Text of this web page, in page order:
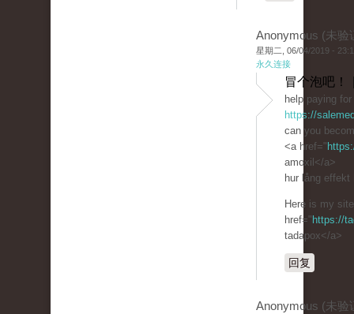
Anonymous (未验
星期二, 06/04/2019 -
永久连接
冒个泡吧！
help paying
https://
can you
<a href="
amoxil</a>
hur lång effekt
Here is my
href=" https://
tadapox</a>
回复
Anonymous (未验